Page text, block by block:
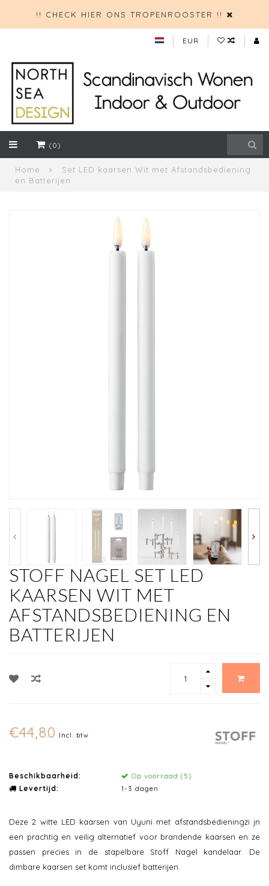
!! CHECK HIER ONS TROPENROOSTER !!
EUR
(0)
Home
Set LED kaarsen Wit met Afstandsbediening
en Batterijen
STOFF NAGEL SET LED
KAARSEN WIT MET
AFSTANDSBEDIENING EN
BATTERIJEN
€44,80 Incl. btw
Beschikbaarheid:
Op voorraad (5)
Levertijd:
1-3 dagen
Deze 2 witte LED kaarsen van Uyuni met afstandsbedieningzi jn
een prachtig en veilig alternatief voor brandende kaarsen en ze
passen precies in de stapelbare Stoff Nagel kandelaar. De
dimbare kaarsen set komt inclusief batterijen.